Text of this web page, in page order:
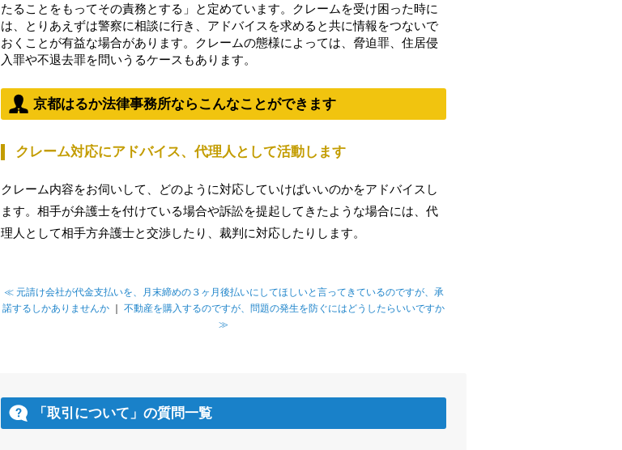
たることをもってその責務とする」と定めています。クレームを受け困った時に
は、とりあえずは警察に相談に行き、アドバイスを求めると共に情報をつないで
おくことが有益な場合があります。クレームの態様によっては、脅迫罪、住居侵
入罪や不退去罪を問いうるケースもあります。
京都はるか法律事務所ならこんなことができます
クレーム対応にアドバイス、代理人として活動します
クレーム内容をお伺いして、どのように対応していけばいいのかをアドバイスし
ます。相手が弁護士を付けている場合や訴訟を提起してきたような場合には、代
理人として相手方弁護士と交渉したり、裁判に対応したりします。
≪ 元請け会社が代金支払いを、月末締めの３ヶ月後払いにしてほしいと言ってきているのですが、承
諾するしかありませんか
不動産を購入するのですが、問題の発生を防ぐにはどうしたらいいですか
≫
「取引について」の質問一覧